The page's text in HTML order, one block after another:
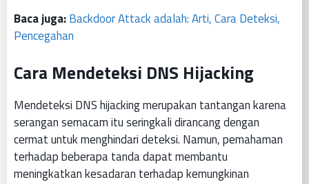
Baca juga:Backdoor Attack adalah: Arti, Cara Deteksi,
Pencegahan
Cara Mendeteksi DNS Hijacking
Mendeteksi DNS hijacking merupakan tantangan karena
serangan semacam itu seringkali dirancang dengan
cermat untuk menghindari deteksi. Namun, pemahaman
terhadap beberapa tanda dapat membantu
meningkatkan kesadaran terhadap kemungkinan